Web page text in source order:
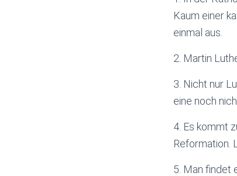
Kaum einer
einmal aus.
2. Martin
3. Nicht nur
eine noch
4. Es kommt
Reformation.
5. Man findet